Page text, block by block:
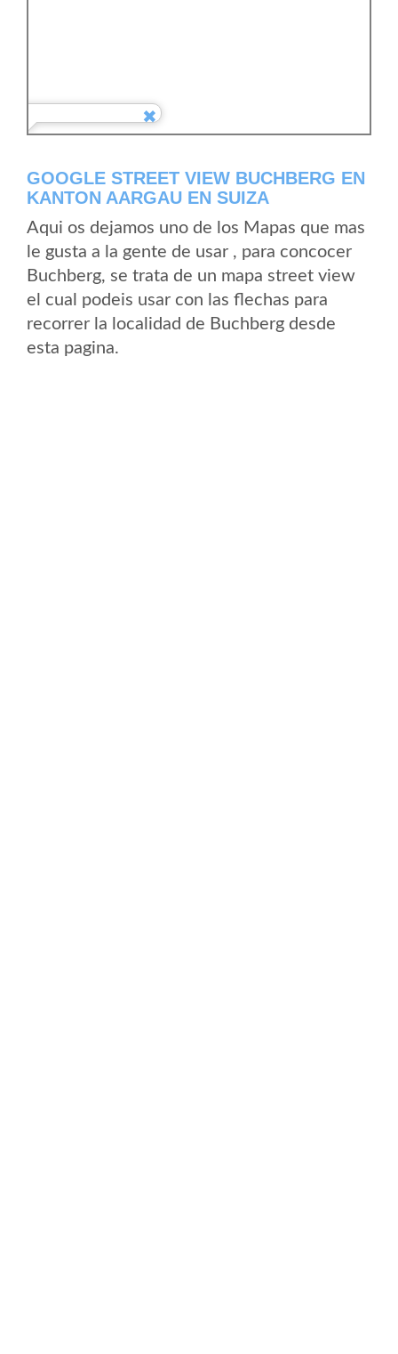
GOOGLE STREET VIEW BUCHBERG EN
KANTON AARGAU EN SUIZA
Aqui os dejamos uno de los Mapas que mas
le gusta a la gente de usar , para concocer
Buchberg, se trata de un mapa street view
el cual podeis usar con las flechas para
recorrer la localidad de Buchberg desde
esta pagina.